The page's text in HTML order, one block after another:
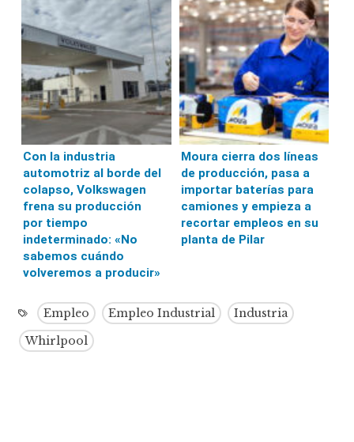
Con la industria
automotriz al borde del
colapso, Volkswagen
frena su producción
por tiempo
indeterminado: «No
sabemos cuándo
volveremos a producir»
Moura cierra dos líneas
de producción, pasa a
importar baterías para
camiones y empieza a
recortar empleos en su
planta de Pilar
Empleo Empleo Industrial
Industria
Whirlpool